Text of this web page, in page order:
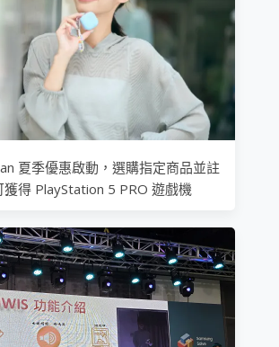
夏季優惠啟動，選購指定商品並註
獲得 PlayStation 5 PRO 遊戲機